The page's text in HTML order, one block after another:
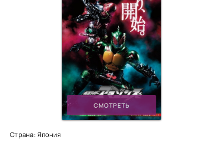
СМОТРЕТЬ
Страна: Япония